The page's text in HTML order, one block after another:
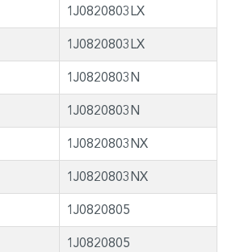
1J0820803LX
1J0820803LX
1J0820803N
1J0820803N
1J0820803NX
1J0820803NX
1J0820805
1J0820805